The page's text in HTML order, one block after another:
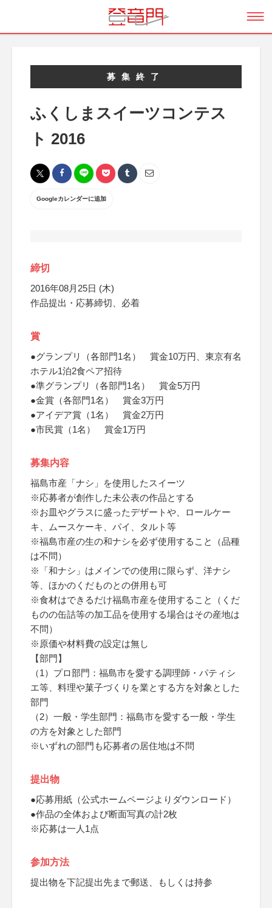
募集終了
ふくしまスイーツコンテス
ト 2016
Googleカレンダーに追加
締切
2016年08月25日 (木)
作品提出・応募締切、必着
賞
●グランプリ（各部門1名） 賞金10万円、東京有名
ホテル1泊2食ペア招待
●準グランプリ（各部門1名） 賞金5万円
●金賞（各部門1名） 賞金3万円
●アイデア賞（1名） 賞金2万円
●市民賞（1名） 賞金1万円
募集内容
福島市産「ナシ」を使用したスイーツ
※応募者が創作した未公表の作品とする
※お皿やグラスに盛ったデザートや、ロールケー
キ、ムースケーキ、パイ、タルト等
※福島市産の生の和ナシを必ず使用すること（品種
は不問）
※「和ナシ」はメインでの使用に限らず、洋ナシ
等、ほかのくだものとの併用も可
※食材はできるだけ福島市産を使用すること（くだ
ものの缶詰等の加工品を使用する場合はその産地は
不問）
※原価や材料費の設定は無し
【部門】
（1）プロ部門：福島市を愛する調理師・パティシ
エ等、料理や菓子づくりを業とする方を対象とした
部門
（2）一般・学生部門：福島市を愛する一般・学生
の方を対象とした部門
※いずれの部門も応募者の居住地は不問
提出物
●応募用紙（公式ホームページよりダウンロード）
●作品の全体および断面写真の計2枚
※応募は一人1点
参加方法
提出物を下記提出先まで郵送、もしくは持参